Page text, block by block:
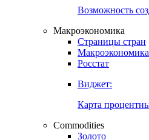
Ставки
Создать индекс
Возможность
Страницы стран
Росстат
Виджет: